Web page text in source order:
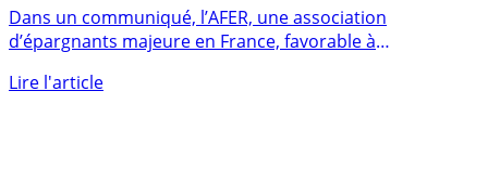
jubile
d’épargnants majeure en France, favorable à